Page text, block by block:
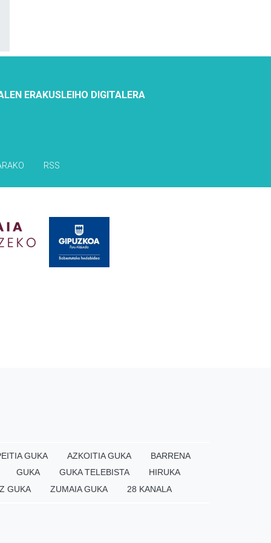
ERAKUSLEIHO DIGITALERA
RSS
GUKA AZKOITIA GUKA
BARRENA
GUKA
GUKA TELEBISTA
HIRUKA
GUKA
ZUMAIA GUKA 28 KANALA